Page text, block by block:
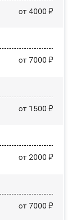
от 4000 ₽
от 7000 ₽
от 1500 ₽
от 2000 ₽
от 7000 ₽